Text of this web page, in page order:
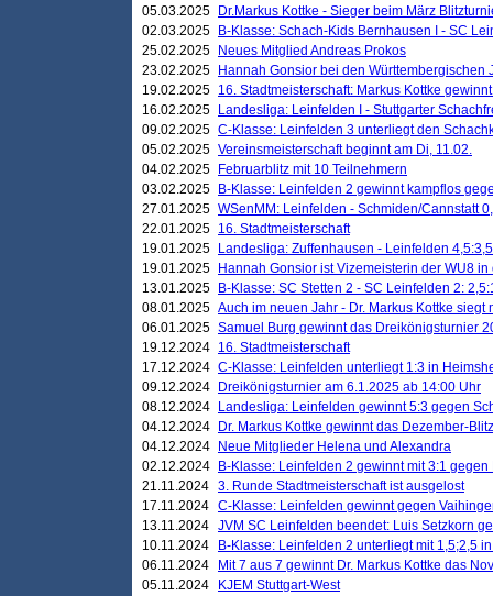
05.03.2025
Dr.Markus Kottke - Sieger beim März
02.03.2025
B-Klasse: Schach-Kids Bernhausen I - SC
25.02.2025
Neues Mitglied Andreas Prokos
23.02.2025
Hannah Gonsior bei den Württembergischen
19.02.2025 16. Stadtmeisterschaft: Markus Kottke
16.02.2025
Landesliga: Leinfelden I - Stuttgarter
09.02.2025 C-Klasse: Leinfelden 3 unterliegt den
05.02.2025 Vereinsmeisterschaft beginnt am Di, 11.02.
04.02.2025
Februarblitz mit 10 Teilnehmern
03.02.2025
B-Klasse: Leinfelden 2 gewinnt kampflos
27.01.2025 WSenMM: Leinfelden - Schmiden/Cannstatt
22.01.2025 16. Stadtmeisterschaft
19.01.2025
Landesliga: Zuffenhausen - Leinfelden 4,5:3,5
19.01.2025
Hannah Gonsior ist Vizemeisterin der WU8 in
13.01.2025
B-Klasse: SC Stetten 2 - SC Leinfelden 2:
08.01.2025 Auch im neuen Jahr - Dr. Markus Kottke
06.01.2025 Samuel Burg gewinnt das Dreikönigsturnier
19.12.2024 16. Stadtmeisterschaft
17.12.2024 C-Klasse: Leinfelden unterliegt 1:3 in
09.12.2024
Dreikönigsturnier am 6.1.2025 ab 14:00 Uhr
08.12.2024
Landesliga: Leinfelden gewinnt 5:3 gegen
04.12.2024
Dr. Markus Kottke gewinnt das Dezember-
04.12.2024
Neue Mitglieder Helena und Alexandra
02.12.2024
B-Klasse: Leinfelden 2 gewinnt mit 3:1
21.11.2024 3. Runde Stadtmeisterschaft ist ausgelost
17.11.2024 C-Klasse: Leinfelden gewinnt gegen
13.11.2024 JVM SC Leinfelden beendet: Luis Setzkorn
10.11.2024
B-Klasse: Leinfelden 2 unterliegt mit 1,5;2,5
06.11.2024
Mit 7 aus 7 gewinnt Dr. Markus Kottke das
05.11.2024
KJEM Stuttgart-West